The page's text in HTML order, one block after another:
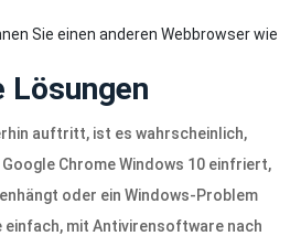
Sie einen anderen Webbrowser wie
Lösungen
auftritt, ist es wahrscheinlich,
Chrome Windows 10 einfriert,
oder ein Windows-Problem
einfach, mit Antivirensoftware nach